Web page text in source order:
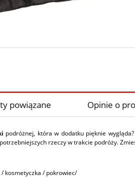
powiązane Opinie o
podróżnej, która w dodatku pięknie
rzeczy w trakcie podróży.
/ kosmetyczka / pokrowiec/